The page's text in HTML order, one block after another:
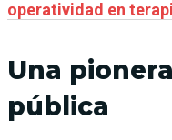
operatividad en
Una
pública